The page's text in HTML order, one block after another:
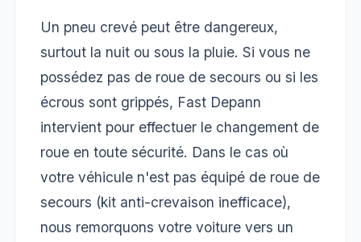
Un pneu crevé peut être dangereux,
surtout la nuit ou sous la pluie. Si vous ne
possédez pas de roue de secours ou si les
écrous sont grippés, Fast Depann
intervient pour effectuer le changement de
roue en toute sécurité. Dans le cas où
votre véhicule n'est pas équipé de roue de
secours (kit anti-crevaison inefficace),
nous remorquons votre voiture vers un